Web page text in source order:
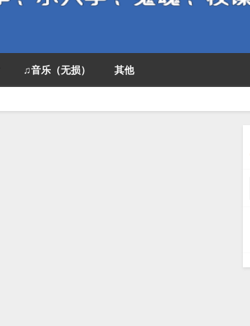
♫音乐（无损） 其他